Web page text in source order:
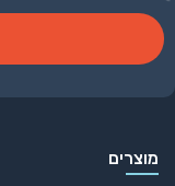
מוצרים